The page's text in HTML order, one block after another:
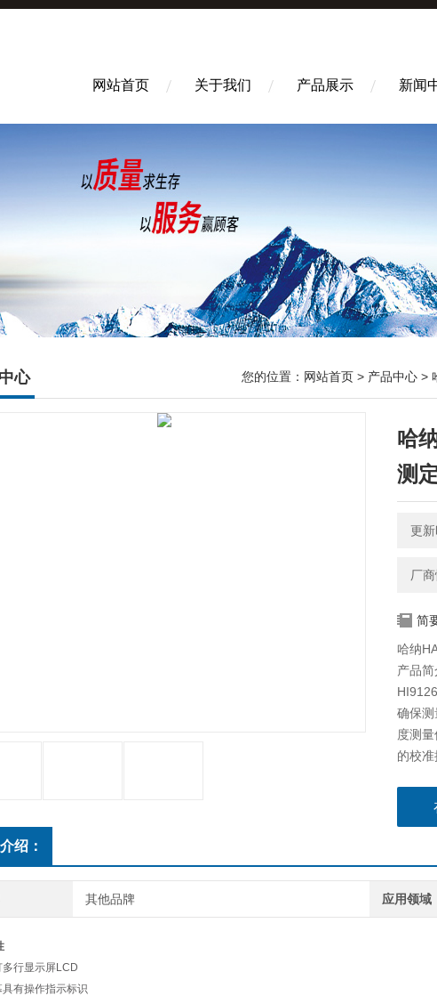
网站首页 关于我们 产品展示 新闻
心 您的位置： 网站首页 > 产品中心 >
哈
测
更
厂
简
哈纳
产品简
确保
度测
的校
绍：
其他品牌 应用领域
多行显示屏LCD
有操作指示标识